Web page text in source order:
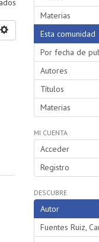
Materias
Esta comunidad
Por fecha de
Autores
Títulos
Materias
MI CUENTA
Acceder
Registro
DESCUBRE
Autor
Fuentes Ruiz,